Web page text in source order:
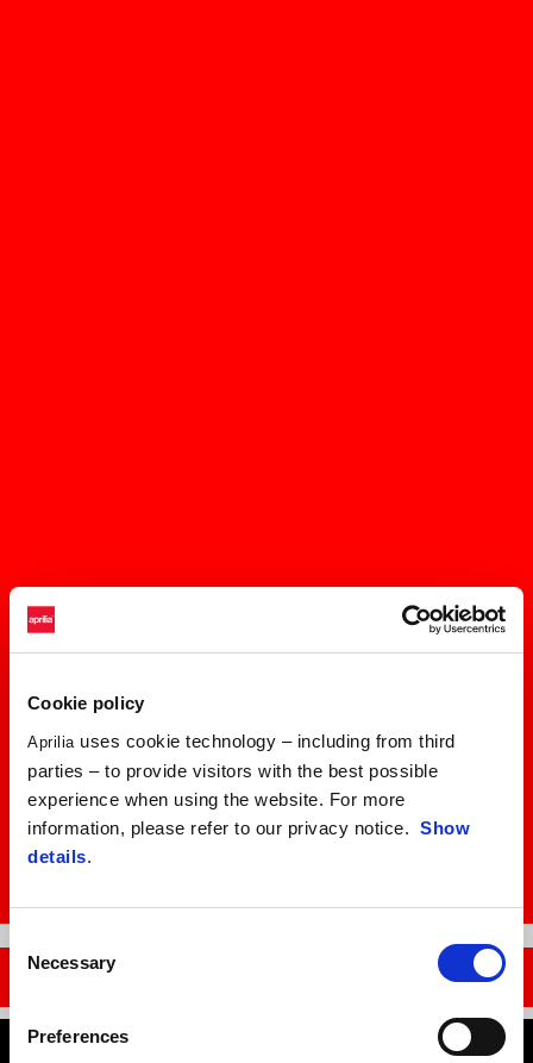
Cookie policy
Aprilia uses cookie technology – including from third
parties – to provide visitors with the best possible
experience when using the website. For more
information, please refer to our privacy notice. Show
details.
Selection
Necessary
Preferences
Item
of
Item
of